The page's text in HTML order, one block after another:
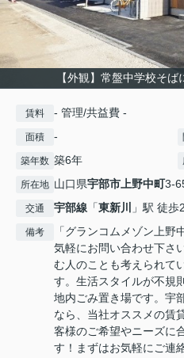
【外観】常盤中学校そば
賃料 - 管理/共益費 -
面積 -
築年数 築6年
所在地 山口県宇部市上野中町3-
交通 宇部線 「東新川 」駅 徒歩
備考
「グランコムメゾン上野
気軽にお問い合わせ下さ
む人のことも考えられて
す。生活スタイルが不規
地内ごみ置き場です。宇
なら、当社オススメの賃
客様のご希望やニーズに
す！まずはお気軽にご連